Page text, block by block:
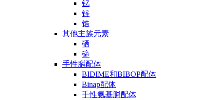
钇
锌
锆
其他主族元素
硒
碲
手性膦配体
BIDIME和BIBOP配体
Binap配体
手性氨基膦配体